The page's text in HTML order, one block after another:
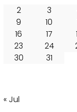
2
3
9
10
16
17
23
24
30
31
« Jul